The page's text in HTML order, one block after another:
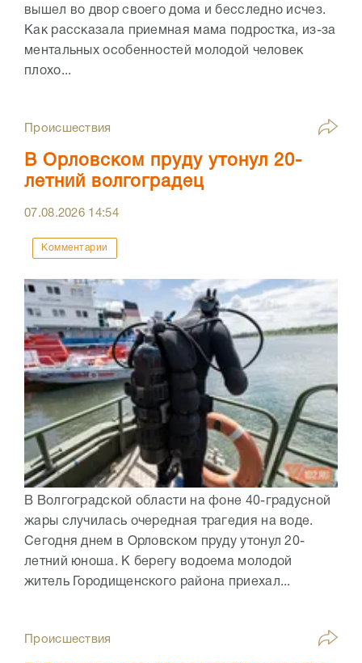
вышел во двор своего дома и бесследно исчез.
Как рассказала приемная мама подростка, из-за
ментальных особенностей молодой человек
плохо...
Происшествия
В Орловском пруду утонул 20-
летний волгоградец
07.08.2026 14:54
Комментарии
В Волгоградской области на фоне 40-градусной
жары случилась очередная трагедия на воде.
Сегодня днем в Орловском пруду утонул 20-
летний юноша. К берегу водоема молодой
житель Городищенского района приехал...
Происшествия